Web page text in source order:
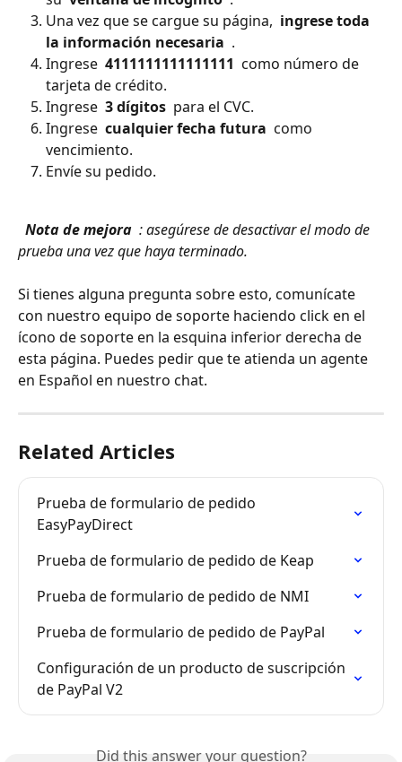
Una vez que se cargue su página, ingrese toda
la información necesaria .
Ingrese 4111111111111111 como número de
tarjeta de crédito.
Ingrese 3 dígitos para el CVC.
Ingrese cualquier fecha futura como
vencimiento.
Envíe su pedido.
Nota de mejora : asegúrese de desactivar el modo de
prueba una vez que haya terminado.
Si tienes alguna pregunta sobre esto, comunícate
con nuestro equipo de soporte haciendo click en el
ícono de soporte en la esquina inferior derecha de
esta página. Puedes pedir que te atienda un agente
en Español en nuestro chat.
Related Articles
Prueba de formulario de pedido
EasyPayDirect
Prueba de formulario de pedido de Keap
Prueba de formulario de pedido de NMI
Prueba de formulario de pedido de PayPal
Configuración de un producto de suscripción
de PayPal V2
Did this answer your question?